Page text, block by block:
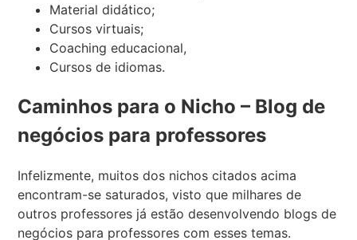
Material didático;
Cursos virtuais;
Coaching educacional,
Cursos de idiomas.
Caminhos para o Nicho – Blog de
negócios para professores
Infelizmente, muitos dos nichos citados acima
encontram-se saturados, visto que milhares de
outros professores já estão desenvolvendo blogs de
negócios para professores com esses temas.